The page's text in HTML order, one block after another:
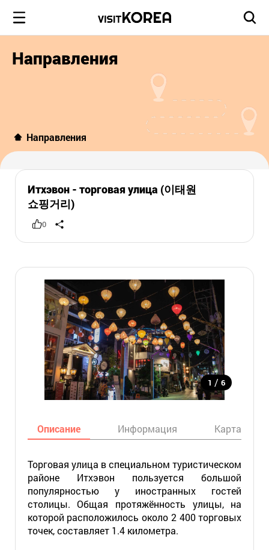
Направления
Направления
Итхэвон - торговая улица (이태원
쇼핑거리)
0
1 / 6
Описание Информация Карта
Торговая улица в специальном туристическом
районе Итхэвон пользуется большой
популярностью у иностранных гостей
столицы. Общая протяжённость улицы, на
которой расположилось около 2 400 торговых
точек, составляет 1.4 километра.